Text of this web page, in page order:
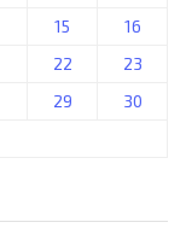
15
16
22
23
29
30